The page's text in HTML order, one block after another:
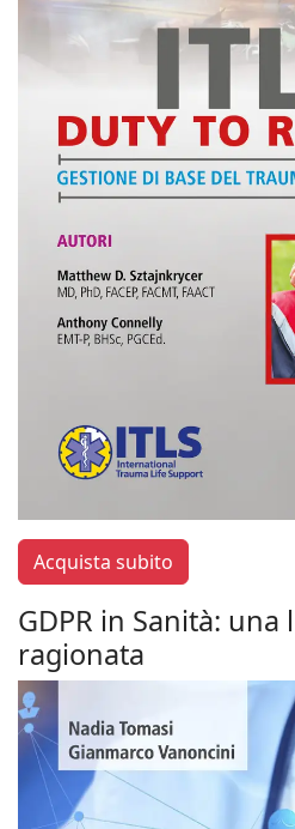
Acquista subito
GDPR in Sanità: una
ragionata